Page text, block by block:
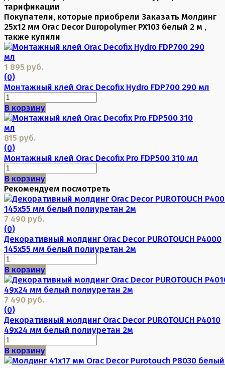
тарификации
Покупатели, которые приобрели Заказать Молдинг
25х12 мм Orac Decor Duropolymer PX103 белый 2 м ,
также купили
1 895 руб.
(0)
Монтажный клей Orac Decofix Hydro FDP700 290 мл
В корзину
815 руб.
(0)
Монтажный клей Orac Decofix Pro FDP500 310 мл
В корзину
Рекомендуем посмотреть
7 490 руб.
(0)
Декоративный молдинг Orac Decor PUROTOUCH P4000
145х55 мм белый полиуретан 2м
В корзину
7 490 руб.
(0)
Декоративный молдинг Orac Decor PUROTOUCH P4010
49х24 мм белый полиуретан 2м
В корзину